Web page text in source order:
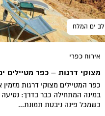
לב ים המלח
אירוח כפרי
מצוקי דרגות – כפר מטיילים
כפר המטיילים מצוקי דרגות
במינה המתחילה כבר בדרך:
כשמכל פינה ניבטת תמונת...